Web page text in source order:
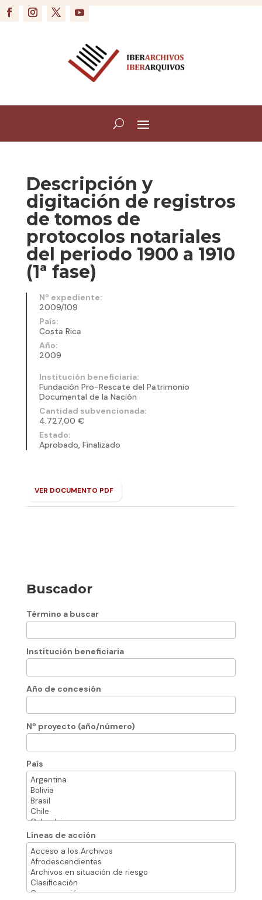
Descripción y
digitación de registros
de tomos de
protocolos notariales
del periodo 1900 a 1910
(1ª fase)
Nº expediente:
2009/109
País:
Costa Rica
Año:
2009
Institución beneficiaria:
Fundación Pro-Rescate del Patrimonio
Documental de la Nación
Cantidad subvencionada:
4.727,00 €
Estado:
Aprobado, Finalizado
VER DOCUMENTO PDF
Buscador
Término a buscar
Institución beneficiaria
Año de concesión
Nº proyecto (año/número)
País
Líneas de acción